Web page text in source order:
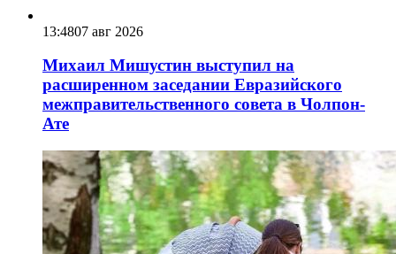
13:4807 авг 2026
Михаил Мишустин выступил на
расширенном заседании Евразийского
межправительственного совета в Чолпон-
Ате